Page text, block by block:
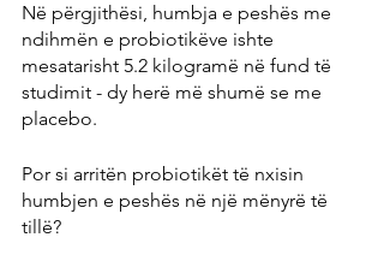
Në përgjithësi, humbja e peshës me
ndihmën e probiotikëve ishte
mesatarisht 5.2 kilogramë në fund të
studimit - dy herë më shumë se me
placebo.
Por si arritën probiotikët të nxisin
humbjen e peshës në një mënyrë të
tillë?